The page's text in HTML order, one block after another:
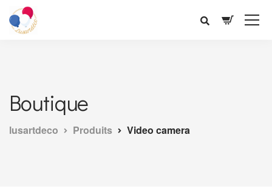
Boutique
lusartdeco Produits Video camera